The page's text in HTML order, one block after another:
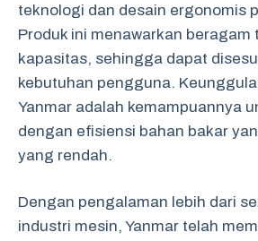
teknologi dan desain ergonomis
Produk ini menawarkan beragam
kapasitas, sehingga dapat
kebutuhan pengguna.
Yanmar adalah kemampuannya
dengan efisiensi bahan bakar
yang rendah.
Dengan pengalaman lebih dari
industri mesin, Yanmar telah